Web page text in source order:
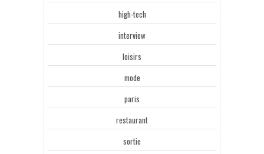
high-tech
interview
loisirs
mode
paris
restaurant
sortie